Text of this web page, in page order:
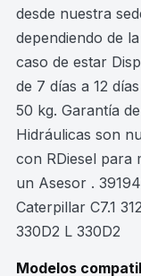
desde nuestra
dependiendo de
caso de estar
de 7 días a 12
50 kg. Garantía
Hidráulicas son
con RDiesel para
un Asesor .
Caterpillar C7.1
330D2 L 330D2
Modelos